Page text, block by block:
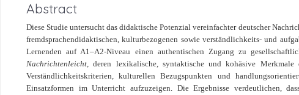
Abstract
Diese Studie untersucht das didaktische Potenzial vereinfachter deutscher
fremdsprachendidaktischen, kulturbezogenen sowie verständlichkeits- und
Lernenden auf A1–A2-Niveau einen authentischen Zugang zu
Nachrichtenleicht, deren lexikalische, syntaktische und kohäsive Merkmale
Verständlichkeitskriterien, kulturellen Bezugspunkten und
Einsatzformen im Unterricht aufzuzeigen. Die Ergebnisse verdeutlichen,